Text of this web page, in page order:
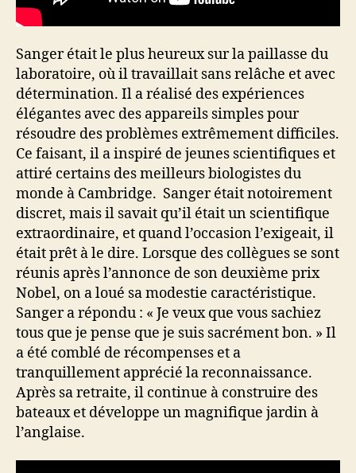
Sanger était le plus heureux sur la paillasse du
laboratoire, où il travaillait sans relâche et avec
détermination. Il a réalisé des expériences
élégantes avec des appareils simples pour
résoudre des problèmes extrêmement difficiles.
Ce faisant, il a inspiré de jeunes scientifiques et
attiré certains des meilleurs biologistes du
monde à Cambridge. Sanger était notoirement
discret, mais il savait qu’il était un scientifique
extraordinaire, et quand l’occasion l’exigeait, il
était prêt à le dire. Lorsque des collègues se sont
réunis après l’annonce de son deuxième prix
Nobel, on a loué sa modestie caractéristique.
Sanger a répondu : « Je veux que vous sachiez
tous que je pense que je suis sacrément bon. » Il
a été comblé de récompenses et a
tranquillement apprécié la reconnaissance.
Après sa retraite, il continue à construire des
bateaux et développe un magnifique jardin à
l’anglaise.